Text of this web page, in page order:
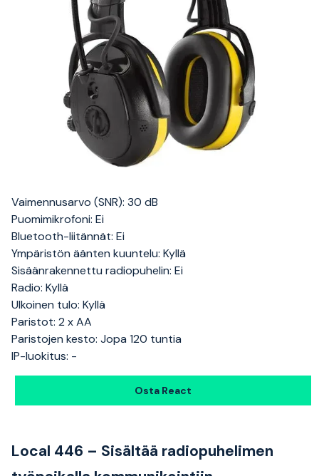
Vaimennusarvo (SNR): 30 dB
Puomimikrofoni: Ei
Bluetooth-liitännät: Ei
Ympäristön äänten kuuntelu: Kyllä
Sisäänrakennettu radiopuhelin: Ei
Radio: Kyllä
Ulkoinen tulo: Kyllä
Paristot: 2 x AA
Paristojen kesto: Jopa 120 tuntia
IP-luokitus: -
Osta React
Local 446 – Sisältää radiopuhelimen